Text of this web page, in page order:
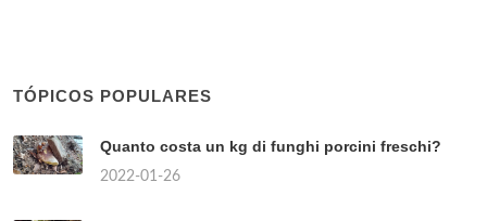
TÓPICOS POPULARES
Quanto costa un kg di funghi porcini freschi?
2022-01-26